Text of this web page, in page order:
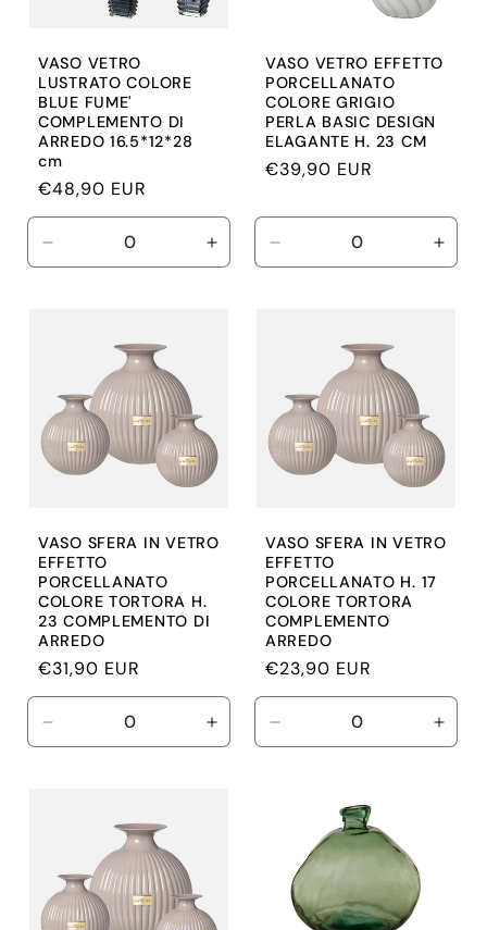
VASO VETRO
LUSTRATO COLORE
BLUE FUME'
COMPLEMENTO DI
ARREDO 16.5*12*28
cm
Prezzo
di
listino
€48,90 EUR
Diminuisci
quantità
Aumenta
quantità
VASO VETRO EFFETTO
PORCELLANATO
COLORE GRIGIO
PERLA BASIC DESIGN
ELAGANTE H. 23 CM
Prezzo
listino
€39,90 EUR
Diminuisci
quantità
VASO SFERA IN VETRO
EFFETTO
PORCELLANATO
COLORE TORTORA H.
23 COMPLEMENTO DI
ARREDO
Prezzo
di
listino
€31,90 EUR
Diminuisci
quantità
Aumenta
quantità
VASO SFERA IN VETRO
EFFETTO
PORCELLANATO H. 17
COLORE TORTORA
COMPLEMENTO
ARREDO
Prezzo
di
listino
€23,90 EUR
Diminuisci
quantità